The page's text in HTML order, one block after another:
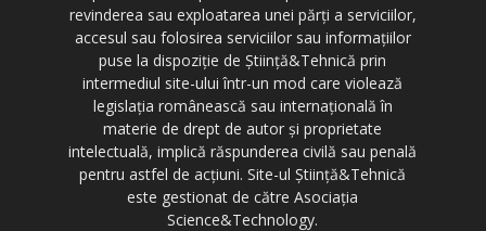
revinderea sau exploatarea unei părți a serviciilor,
accesul sau folosirea serviciilor sau informațiilor
puse la dispoziție de Știință&Tehnică prin
intermediul site-ului într-un mod care violează
legislația românească sau internațională în
materie de drept de autor și proprietate
intelectuală, implică răspunderea civilă sau penală
pentru astfel de acțiuni. Site-ul Știință&Tehnică
este gestionat de către Asociația
Science&Technology.